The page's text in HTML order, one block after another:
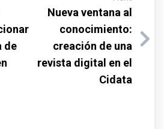
de
Nueva ventana al
conocimiento:
creación de una
revista digital en el
Cidata